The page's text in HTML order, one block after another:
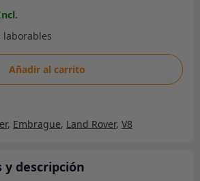
Añadir al carrito
, Embrague, Land Rover, V8
y descripción